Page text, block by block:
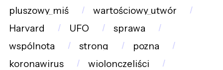
pluszowy_miś
wartościowy_utwór
Harvard
UFO
sprawa
wspólnota
strong
pozna
koronawirus
wiolonczeliści